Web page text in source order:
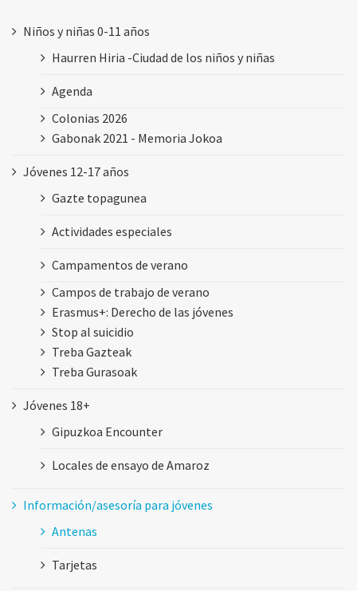
Niños y niñas 0-11 años
Haurren Hiria -Ciudad de los niños y niñas
Agenda
Colonias 2026
Gabonak 2021 - Memoria Jokoa
Jóvenes 12-17 años
Gazte topagunea
Actividades especiales
Campamentos de verano
Campos de trabajo de verano
Erasmus+: Derecho de las jóvenes
Stop al suicidio
Treba Gazteak
Treba Gurasoak
Jóvenes 18+
Gipuzkoa Encounter
Locales de ensayo de Amaroz
Información/asesoría para jóvenes
Antenas
Tarjetas